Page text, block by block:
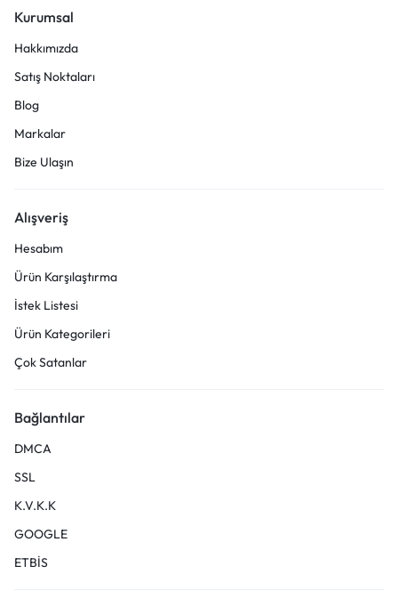
Kurumsal
Hakkımızda
Satış Noktaları
Blog
Markalar
Bize Ulaşın
Alışveriş
Hesabım
Ürün Karşılaştırma
İstek Listesi
Ürün Kategorileri
Çok Satanlar
Bağlantılar
DMCA
SSL
K.V.K.K
GOOGLE
ETBİS